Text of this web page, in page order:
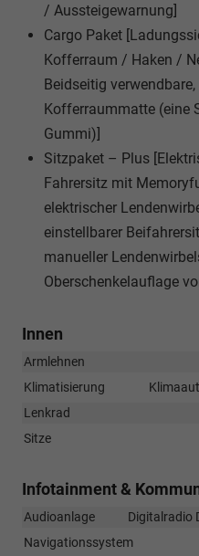
/ Aussteigewarnung]
Cargo Paket
Kofferraum / Haken /
Beidseitig
Kofferraummatte (eine
Gummi)]
Sitzpaket – Plus
Fahrersitz mit
elektrischer
einstellbarer
manueller
Oberschenkelauflage
Innen
Armlehnen
Klimatisierung
Lenkrad
Sitze
Infotainment &
Audioanlage
Digitalradio
Navigationssystem